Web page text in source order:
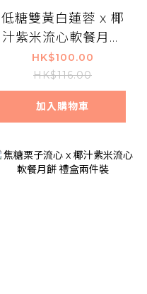
低糖雙黃白蓮蓉 x 椰
汁紫米流心軟餐月餅
禮盒兩件裝
HK$100.00
HK$116.00
加入購物車